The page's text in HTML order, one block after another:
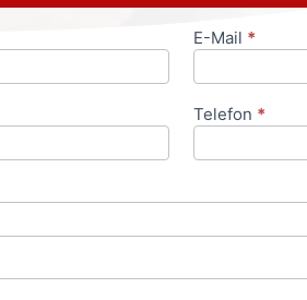
E-Mail *
Telefon *